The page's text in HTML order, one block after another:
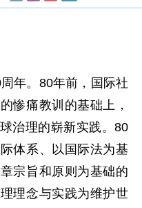
年。80年前，国际社
惨痛教训的基础上，
治理的崭新实践。80
体系、以国际法为基
宗旨和原则为基础的
理念与实践为维护世